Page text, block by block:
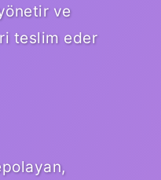
ve
teslim eder